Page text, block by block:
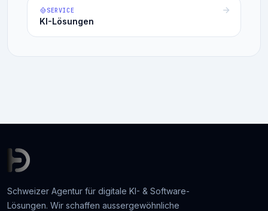
SERVICE
KI-Lösungen
Schweizer Agentur für digitale KI- & Software-
Lösungen. Wir schaffen aussergewöhnliche